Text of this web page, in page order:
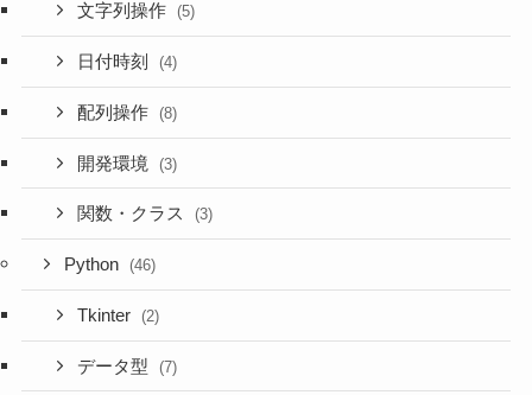
文字列操作 (5)
日付時刻 (4)
配列操作 (8)
開発環境 (3)
関数・クラス (3)
Python (46)
Tkinter (2)
データ型 (7)